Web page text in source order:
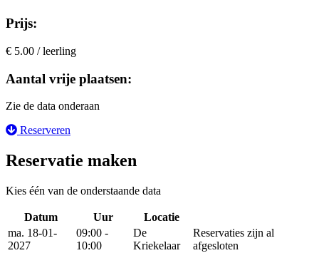
Prijs:
€ 5.00 / leerling
Aantal vrije plaatsen:
Zie de data onderaan
Reserveren
Reservatie maken
Kies één van de onderstaande data
Datum Uur Locatie
ma. 18-01-
2027
09:00 -
10:00
De
Kriekelaar
Reservaties zijn al
afgesloten